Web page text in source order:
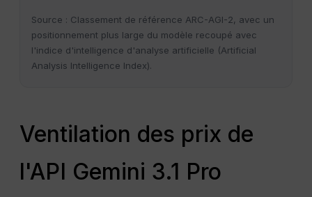
Source : Classement de référence ARC-AGI-2, avec un
positionnement plus large du modèle recoupé avec
l'indice d'intelligence d'analyse artificielle (Artificial
Analysis Intelligence Index).
Ventilation des prix de
l'API Gemini 3.1 Pro